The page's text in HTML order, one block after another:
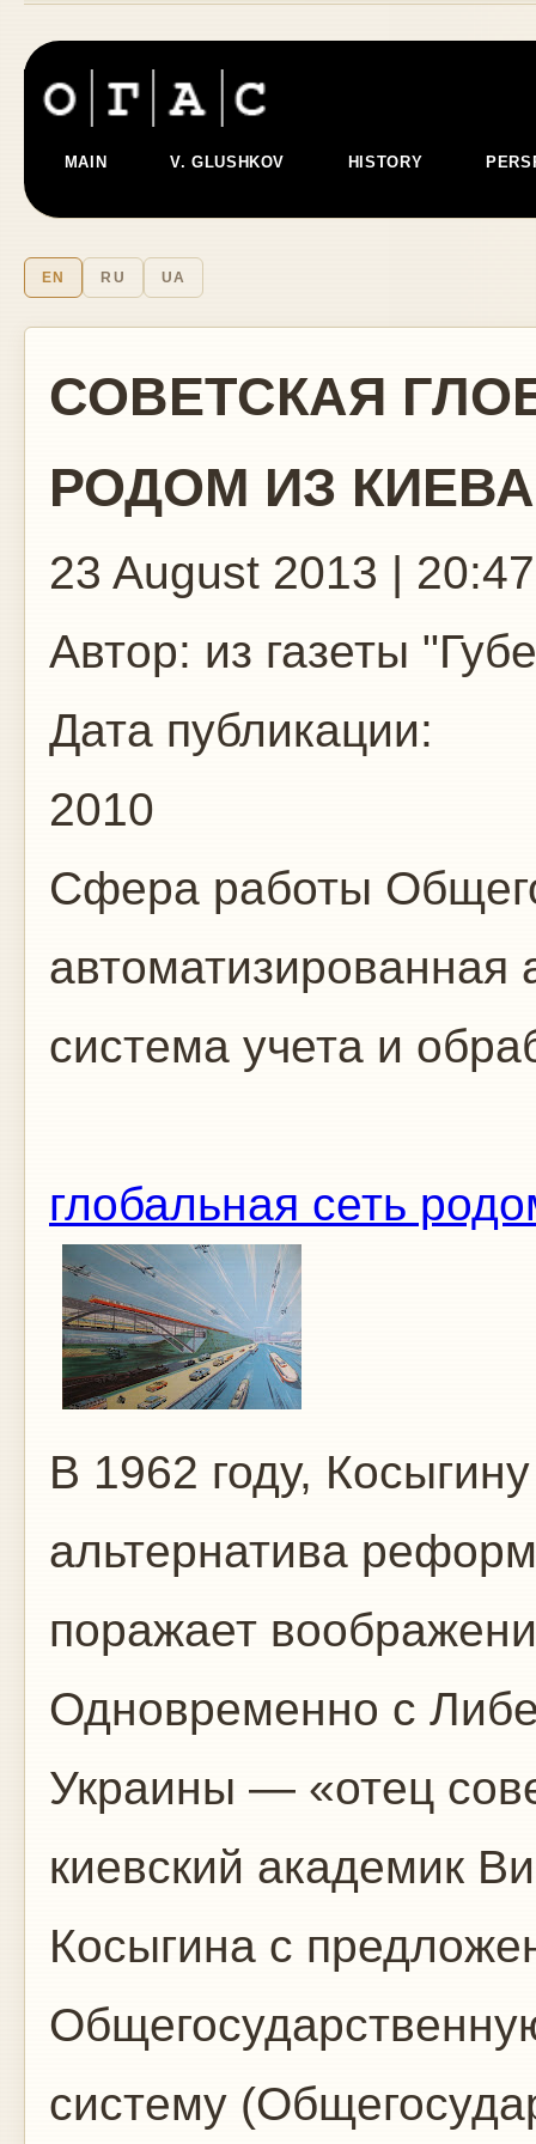
MAIN V. GLUSHKOV HISTORY
EN RU UA
СОВЕТСКАЯ
РОДОМ ИЗ КИЕВА
23 August 2013 | 20:47
Автор: из газеты
Дата публикации:
2010
Сфера работы
автоматизированная
система учета и
глобальная сеть
В 1962 году,
альтернатива
поражает
Одновременно с
Украины — «отец
киевский академик
Косыгина с
систему